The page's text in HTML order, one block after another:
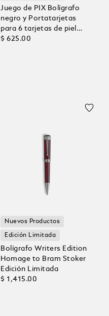
Juego de PIX Bolígrafo
negro y Portatarjetas
para 6 tarjetas de piel
Meisterstück
$ 625.00
Nuevos Productos
Edición Limitada
Bolígrafo Writers Edition
Homage to Bram Stoker
Edición Limitada
$ 1,415.00